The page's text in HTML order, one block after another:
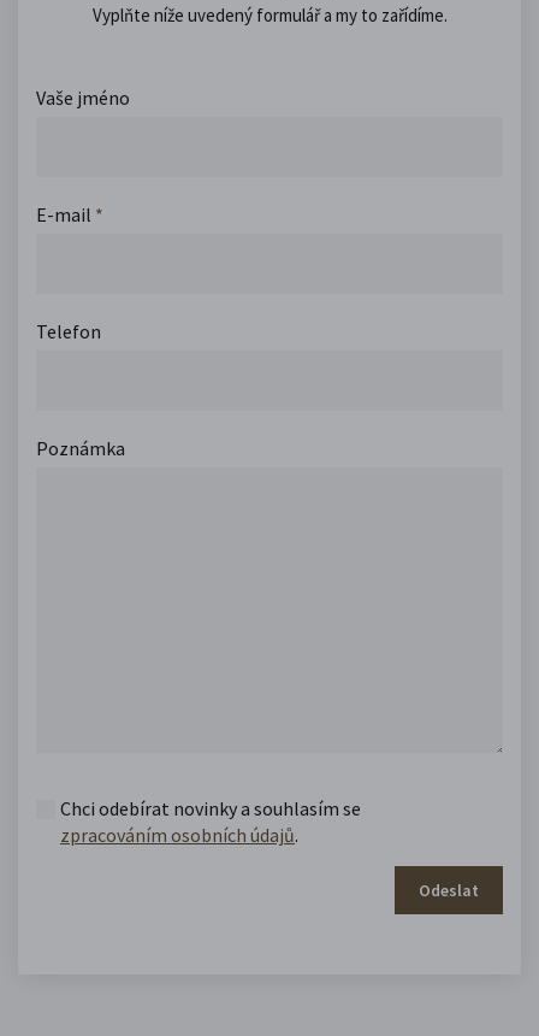
Vyplňte níže uvedený formulář a my to zařídíme.
Vaše jméno
E-mail *
Telefon
Poznámka
Chci odebírat novinky a souhlasím se
zpracováním osobních údajů.
Odeslat